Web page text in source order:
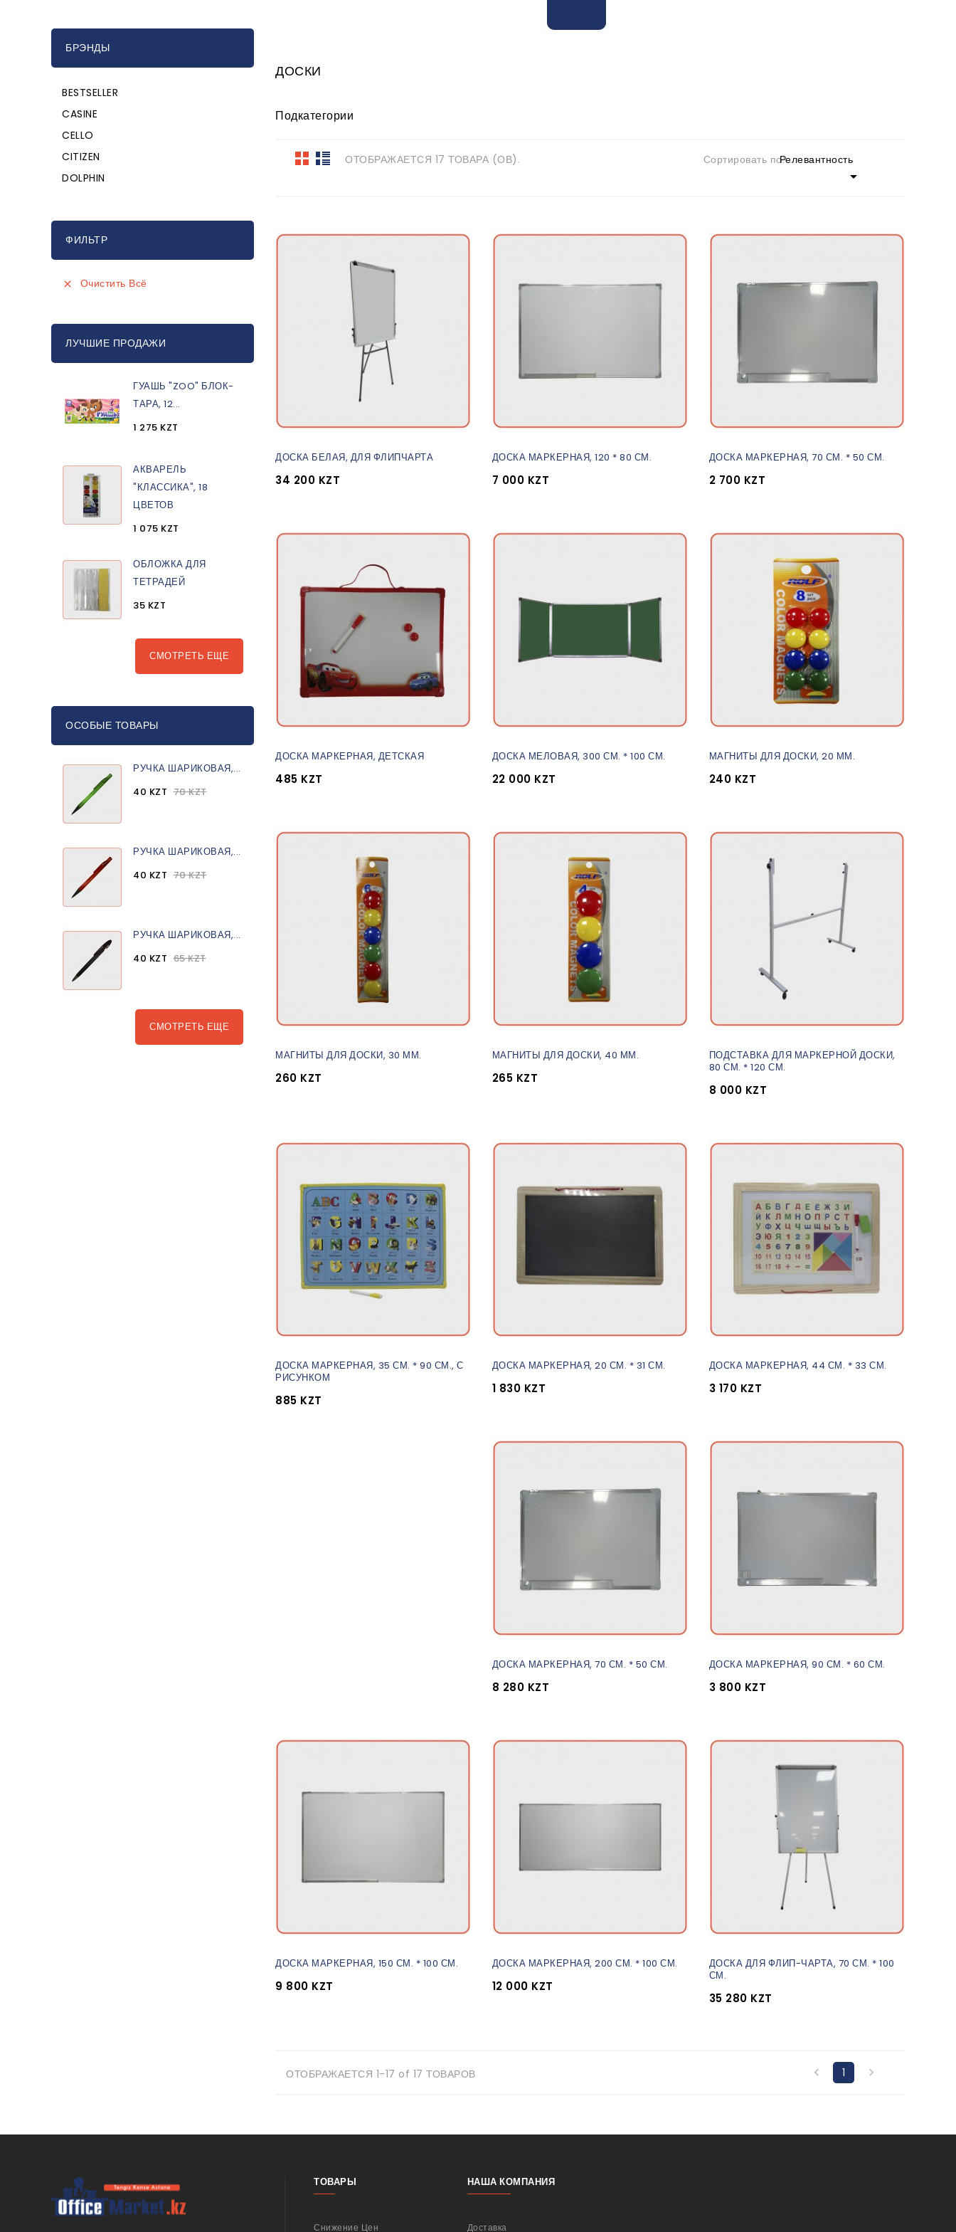
БРЭНДЫ
BESTSELLER
CASINE
CELLO
CITIZEN
DOLPHIN
ФИЛЬТР
 Очистить Всё
ЛУЧШИЕ ПРОДАЖИ
ГУАШЬ "ZOO" БЛОК-
ТАРА, 12...
1 275 KZT
АКВАРЕЛЬ
"КЛАССИКА", 18
ЦВЕТОВ
1 075 KZT
ОБЛОЖКА ДЛЯ
ТЕТРАДЕЙ
35 KZT
СМОТРЕТЬ ЕЩЕ
ОСОБЫЕ ТОВАРЫ
РУЧКА ШАРИКОВАЯ,...
40 KZT 70 KZT
РУЧКА ШАРИКОВАЯ,...
40 KZT 70 KZT
РУЧКА ШАРИКОВАЯ,...
40 KZT 65 KZT
СМОТРЕТЬ ЕЩЕ
ДОСКИ
Подкатегории
ОТОБРАЖАЕТСЯ 17 ТОВАРА (ОВ). Сортировать по:Релевантность

ДОСКА БЕЛАЯ, ДЛЯ ФЛИПЧАРТА
34 200 KZT
ДОСКА МАРКЕРНАЯ, 120 * 80 СМ.
7 000 KZT
ДОСКА МАРКЕРНАЯ, 70 СМ. * 50 СМ.
2 700 KZT
ДОСКА МАРКЕРНАЯ, ДЕТСКАЯ
485 KZT
ДОСКА МЕЛОВАЯ, 300 СМ. * 100 СМ.
22 000 KZT
МАГНИТЫ ДЛЯ ДОСКИ, 20 ММ.
240 KZT
МАГНИТЫ ДЛЯ ДОСКИ, 30 ММ.
260 KZT
МАГНИТЫ ДЛЯ ДОСКИ, 40 ММ.
265 KZT
ПОДСТАВКА ДЛЯ МАРКЕРНОЙ ДОСКИ,
80 СМ. * 120 СМ.
8 000 KZT
ДОСКА МАРКЕРНАЯ, 35 СМ. * 90 СМ., С
РИСУНКОМ
885 KZT
ДОСКА МАРКЕРНАЯ, 20 СМ. * 31 СМ.
1 830 KZT
ДОСКА МАРКЕРНАЯ, 44 СМ. * 33 СМ.
3 170 KZT
ДОСКА МАРКЕРНАЯ, 70 СМ. * 50 СМ.
8 280 KZT
ДОСКА МАРКЕРНАЯ, 90 СМ. * 60 СМ.
3 800 KZT
ДОСКА МАРКЕРНАЯ, 150 СМ. * 100 СМ.
9 800 KZT
ДОСКА МАРКЕРНАЯ, 200 СМ. * 100 СМ.
12 000 KZT
ДОСКА ДЛЯ ФЛИП-ЧАРТА, 70 СМ. * 100
СМ.
35 280 KZT
ОТОБРАЖАЕТСЯ 1-17 of 17 ТОВАРОВ  1 
ТОВАРЫ
Снижение Цен
НАША КОМПАНИЯ
Доставка